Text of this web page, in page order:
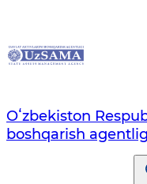
Oʻzbekiston
boshqarish